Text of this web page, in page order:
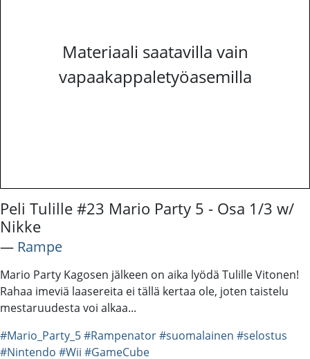
Materiaali saatavilla vain
vapaakappaletyöasemilla
Peli Tulille #23 Mario Party 5 - Osa 1/3 w/
Nikke
― Rampe
Mario Party Kagosen jälkeen on aika lyödä Tulille Vitonen!
Rahaa imeviä laasereita ei tällä kertaa ole, joten taistelu
mestaruudesta voi alkaa...
#Mario_Party_5#Rampenator#suomalainen #selostus
#Nintendo #Wii #GameCube